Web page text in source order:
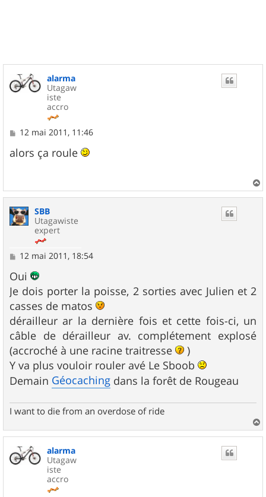
alarma
Utagaw
iste
accro
M
s
s
e
12 mai 2011, 11:46
alors ça roule
a
SBB
Utagawiste
expert
M
s
s
a
g
e
12 mai 2011, 18:54
Oui
Je dois porter la poisse, 2 sorties avec Julien et 2
casses de matos
dérailleur ar la dernière fois et cette fois-ci, un
câble de dérailleur av. complétement explosé
(accroché à une racine traitresse
)
Y va plus vouloir rouler avé Le Sboob
Demain Géocaching dans la forêt de Rougeau
I want to die from an overdose of ride
a
alarma
Utagaw
iste
accro